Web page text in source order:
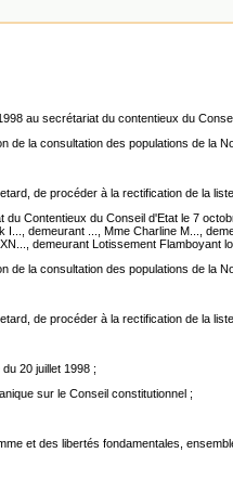
au secrétariat du contentieux du
de la consultation des populations de la
de procéder à la rectification de la
Contentieux du Conseil d'Etat le 7
demeurant ..., Mme Charline M...,
demeurant Lotissement
de la consultation des populations de la
de procéder à la rectification de la
20 juillet 1998 ;
sur le Conseil constitutionnel ;
et des libertés fondamentales,